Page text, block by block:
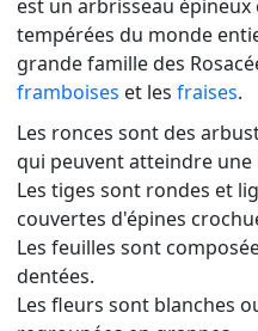
est un arbrisseau
tempérées du monde
grande famille des
framboises et les fraises.
Les ronces sont des
qui peuvent atteindre une
Les tiges sont rondes et
couvertes d'épines
Les feuilles sont
dentées.
Les fleurs sont blanches